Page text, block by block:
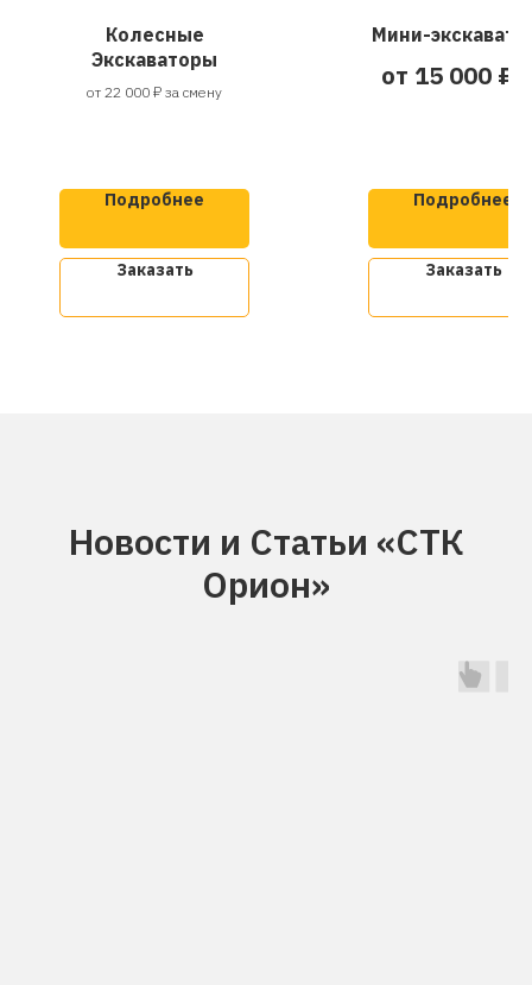
Колесные
Экскаваторы
от 22 000 ₽ за смену
Подробнее
Заказать
Мини-
от 15 000 ₽
недель )
Подробнее
Заказать
Новости и Статьи «СТК
Орион»